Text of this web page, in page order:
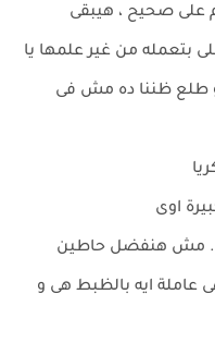
على صحيح ، هيبقى
بتعمله من غير علمها يا
طلع ظننا ده مش فى
اوى
.. مش هنفضل حاطين
عاملة ايه بالظبط هى و